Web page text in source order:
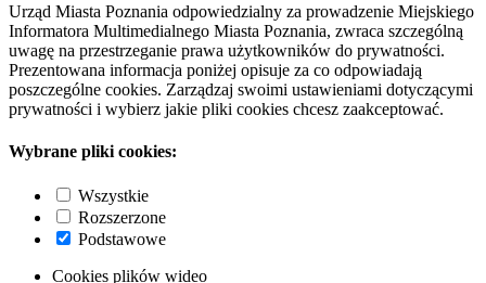
Urząd Miasta Poznania odpowiedzialny za prowadzenie Miejskiego
Informatora Multimedialnego Miasta Poznania, zwraca szczególną
uwagę na przestrzeganie prawa użytkowników do prywatności.
Prezentowana informacja poniżej opisuje za co odpowiadają
poszczególne cookies. Zarządzaj swoimi ustawieniami dotyczącymi
prywatności i wybierz jakie pliki cookies chcesz zaakceptować.
Wybrane pliki cookies:
Wszystkie
Rozszerzone
Podstawowe
Cookies plików wideo